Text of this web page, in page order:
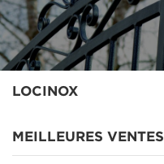
LOCINOX
MEILLEURES VENTES